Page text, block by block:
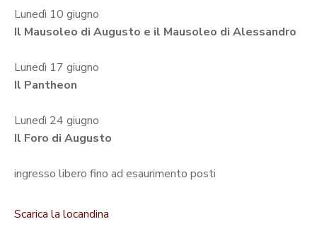
Lunedì 10 giugno
Il Mausoleo di Augusto e il Mausoleo di Alessandro
Lunedì 17 giugno
Il Pantheon
Lunedì 24 giugno
Il Foro di Augusto
ingresso libero fino ad esaurimento posti
Scarica la locandina